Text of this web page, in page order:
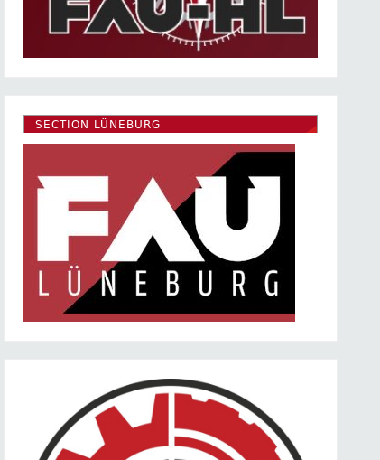
SECTION LÜNEBURG